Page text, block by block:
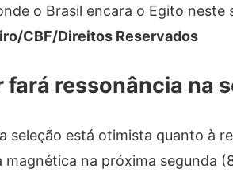
o Brasil encara o Egito
CBF/Direitos Reservados
fará ressonância na
seleção está otimista quanto à
magnética na próxima segunda